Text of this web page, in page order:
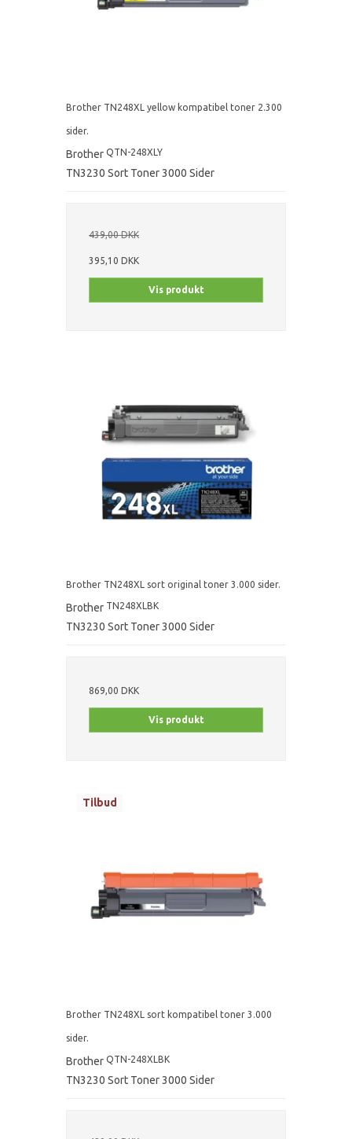
Brother TN248XL yellow kompatibel toner 2.300
sider.
Brother QTN-248XLY
TN3230 Sort Toner 3000 Sider
439,00 DKK
395,10 DKK
Vis produkt
Brother TN248XL sort original toner 3.000 sider.
Brother TN248XLBK
TN3230 Sort Toner 3000 Sider
869,00 DKK
Vis produkt
Tilbud
Brother TN248XL sort kompatibel toner 3.000
sider.
Brother QTN-248XLBK
TN3230 Sort Toner 3000 Sider